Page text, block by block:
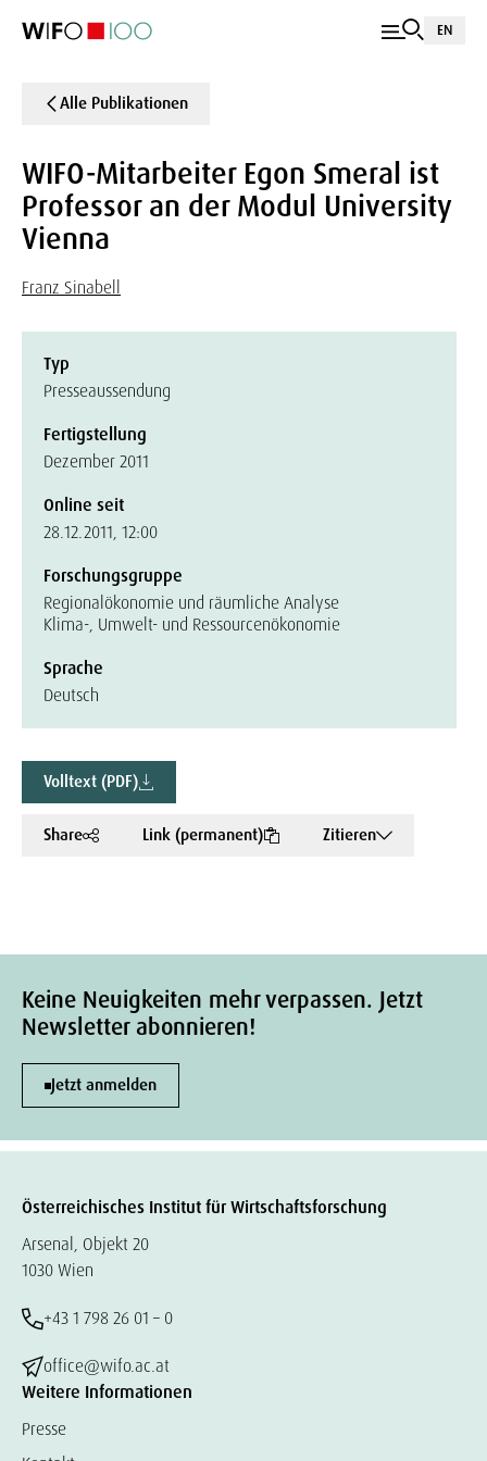
EN
Alle Publikationen
WIFO-Mitarbeiter Egon Smeral ist
Professor an der Modul University
Vienna
Franz Sinabell
Typ
Presseaussendung
Fertigstellung
Dezember 2011
Online seit
28.12.2011, 12:00
Forschungsgruppe
Regionalökonomie und räumliche Analyse
Klima-, Umwelt- und Ressourcenökonomie
Sprache
Deutsch
Volltext (PDF)
Share Link (permanent) Zitieren
Keine Neuigkeiten mehr verpassen. Jetzt
Newsletter abonnieren!
Jetzt anmelden
Österreichisches Institut für Wirtschaftsforschung
Arsenal, Objekt 20
1030 Wien
+43 1 798 26 01 – 0
office@wifo.ac.at
Weitere Informationen
Presse